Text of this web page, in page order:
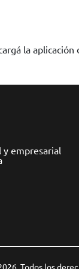
la
y empresarial
Todos los